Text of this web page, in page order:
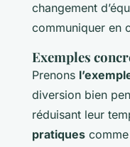
changement
communiquer en
Exemples
Prenons
diversion bien
réduisant leur
pratiques